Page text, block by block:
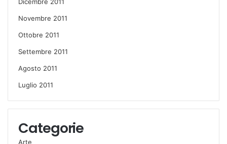
Novembre 2011
Ottobre 2011
Settembre 2011
Agosto 2011
Luglio 2011
Categorie
Arte